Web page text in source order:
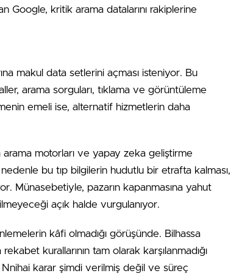
Google, kritik arama datalarını rakiplerine
makul data setlerini açması isteniyor. Bu
arama sorguları, tıklama ve görüntüleme
emeli ise, alternatif hizmetlerin daha
motorları ve yapay zeka geliştirme
bu tıp bilgilerin hudutlu bir etrafta kalması,
Münasebetiyle, pazarın kapanmasına yahut
açık halde vurgulanıyor.
kâfi olmadığı görüşünde. Bilhassa
kurallarının tam olarak karşılanmadığı
karar şimdi verilmiş değil ve süreç